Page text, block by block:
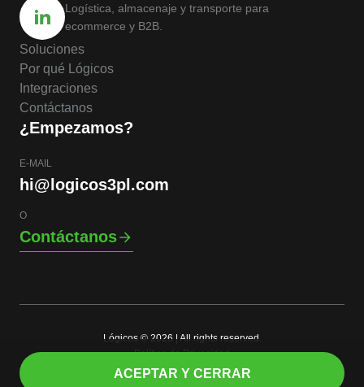
Logística, almacenaje y transporte para
ecommerce y B2B.
Soluciones
Por qué Lógicos
Integraciones
Contáctanos
¿Empezamos?
E-MAIL
hi@logicos3pl.com
O
Contáctanos
Lógicos © 2026 | All rights reserved.
Política de Privacidad
ES
ACEPTAR Y CERRAR